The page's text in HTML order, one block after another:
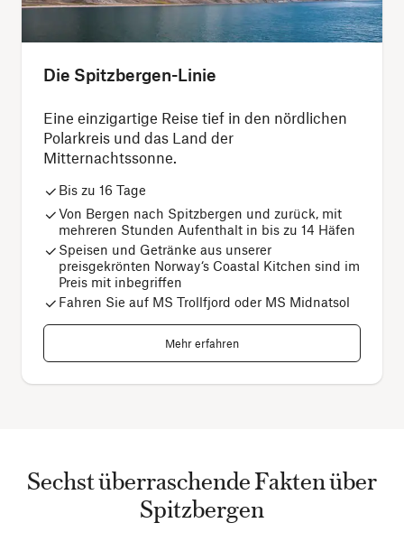
Die Spitzbergen-Linie
Eine einzigartige Reise tief in den nördlichen
Polarkreis und das Land der
Mitternachtssonne.
Bis zu 16 Tage
Von Bergen nach Spitzbergen und zurück, mit
mehreren Stunden Aufenthalt in bis zu 14 Häfen
Speisen und Getränke aus unserer
preisgekrönten Norway‘s Coastal Kitchen sind im
Preis mit inbegriffen
Fahren Sie auf MS Trollfjord oder MS Midnatsol
Mehr erfahren
Sechst überraschende Fakten über
Spitzbergen